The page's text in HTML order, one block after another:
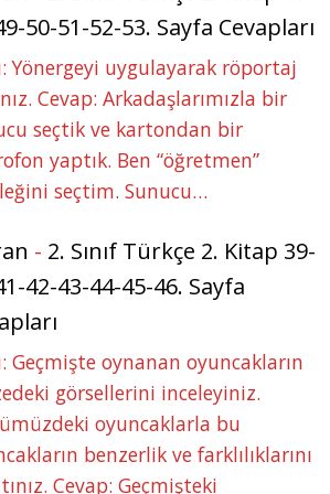
50-51-52-53. Sayfa Cevapları
Yönergeyi uygulayarak röportaj
Cevap: Arkadaşlarımızla bir
seçtik ve kartondan bir
yaptık. Ben “öğretmen”
seçtim. Sunucu…
- 2. Sınıf Türkçe 2. Kitap 39-
42-43-44-45-46. Sayfa
Geçmişte oynanan oyuncakların
görsellerini inceleyiniz.
oyuncaklarla bu
benzerlik ve farklılıklarını
Cevap: Geçmişteki